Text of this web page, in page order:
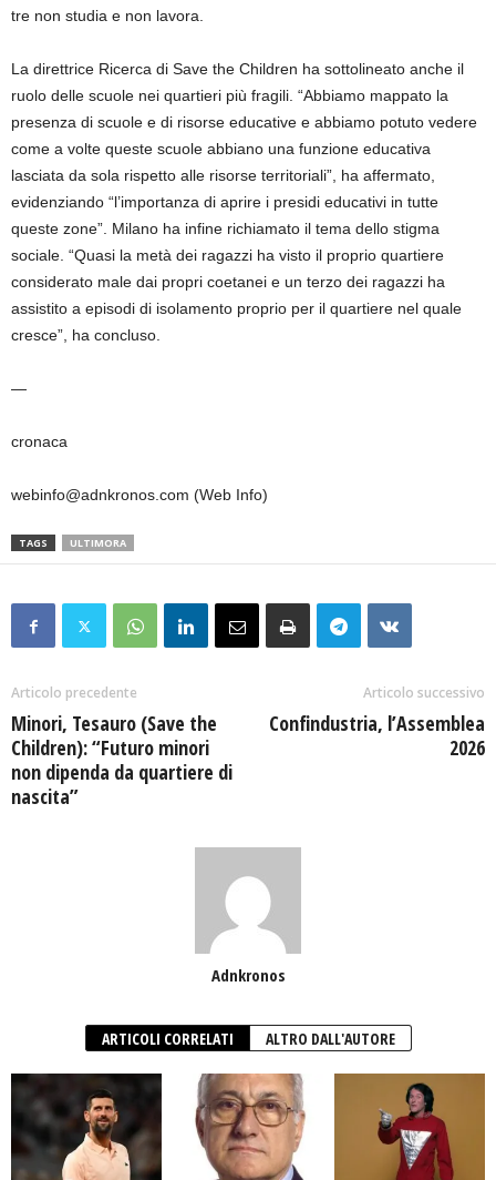
tre non studia e non lavora.
La direttrice Ricerca di Save the Children ha sottolineato anche il
ruolo delle scuole nei quartieri più fragili. “Abbiamo mappato la
presenza di scuole e di risorse educative e abbiamo potuto vedere
come a volte queste scuole abbiano una funzione educativa
lasciata da sola rispetto alle risorse territoriali”, ha affermato,
evidenziando “l’importanza di aprire i presidi educativi in tutte
queste zone”. Milano ha infine richiamato il tema dello stigma
sociale. “Quasi la metà dei ragazzi ha visto il proprio quartiere
considerato male dai propri coetanei e un terzo dei ragazzi ha
assistito a episodi di isolamento proprio per il quartiere nel quale
cresce”, ha concluso.
—
cronaca
webinfo@adnkronos.com (Web Info)
TAGS ULTIMORA
Articolo precedente
Minori, Tesauro (Save the
Children): “Futuro minori
non dipenda da quartiere di
nascita”
Articolo successivo
Confindustria, l’Assemblea
2026
Adnkronos
ARTICOLI CORRELATI ALTRO DALL'AUTORE